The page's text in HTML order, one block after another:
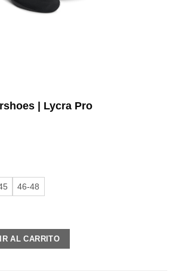
| Lycra Pro
46-48
Pro cantidad
AL CARRITO